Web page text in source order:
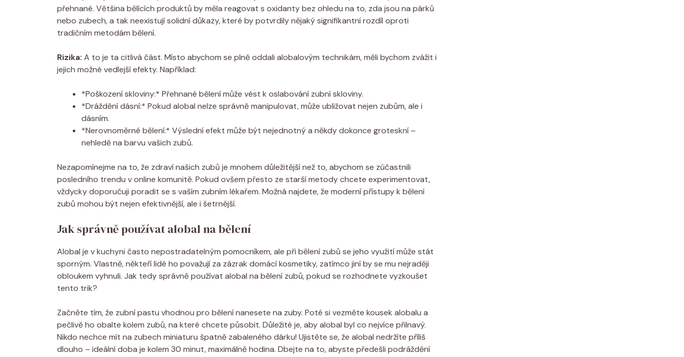
přehnané. Většina bělících produktů by měla reagovat s oxidanty bez ohledu na to, zda jsou na párků
nebo zubech, a tak neexistují solidní důkazy, které by potvrdily nějaký signifikantní rozdíl oproti
tradičním metodám bělení.
Rizika: A to je ta citlivá část. Místo abychom se plně oddali alobalovým technikám, měli bychom zvážit i
jejich možné vedlejší efekty. Například:
*Poškození skloviny:* Přehnané bělení může vést k oslabování zubní skloviny.
*Dráždění dásní:* Pokud alobal nelze správně manipulovat, může ubližovat nejen zubům, ale i
dásním.
*Nerovnoměrné bělení:* Výslední efekt může být nejednotný a někdy dokonce groteskní –
nehledě na barvu vašich zubů.
Nezapomínejme na to, že zdraví našich zubů je mnohem důležitější než to, abychom se zúčastnili
posledního trendu v online komunitě. Pokud ovšem přesto ze starší metody chcete experimentovat,
vždycky doporučuji poradit se s vaším zubním lékařem. Možná najdete, že moderní přístupy k bělení
zubů mohou být nejen efektivnější, ale i šetrnější.
Jak správně používat alobal na bělení
Alobal je v kuchyni často nepostradatelným pomocníkem, ale při bělení zubů se jeho využití může stát
sporným. Vlastně, někteří lidé ho považují za zázrak domácí kosmetiky, zatímco jiní by se mu nejraději
obloukem vyhnuli. Jak tedy správně používat alobal na bělení zubů, pokud se rozhodnete vyzkoušet
tento trik?
Začněte tím, že zubní pastu vhodnou pro bělení nanesete na zuby. Poté si vezměte kousek alobalu a
pečlivě ho obalte kolem zubů, na které chcete působit. Důležité je, aby alobal byl co nejvíce přilnavý.
Nikdo nechce mít na zubech miniaturu špatně zabaleného dárku! Ujistěte se, že alobal nedržíte příliš
dlouho – ideální doba je kolem 30 minut, maximálně hodina. Dbejte na to, abyste předešli podráždění